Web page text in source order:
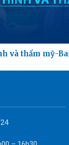
và thẩm mỹ-